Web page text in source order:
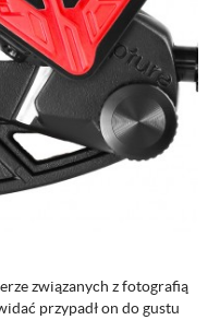
związanych z fotografią
przypadł on do gustu